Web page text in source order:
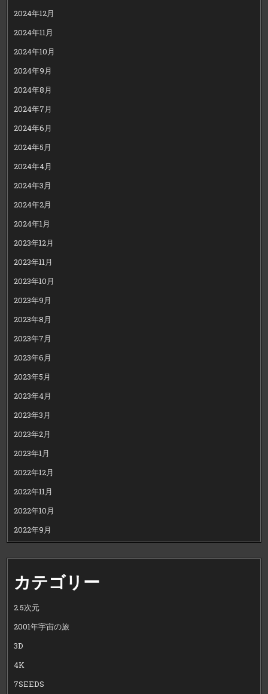
2024年12月
2024年11月
2024年10月
2024年9月
2024年8月
2024年7月
2024年6月
2024年5月
2024年4月
2024年3月
2024年2月
2024年1月
2023年12月
2023年11月
2023年10月
2023年9月
2023年8月
2023年7月
2023年6月
2023年5月
2023年4月
2023年3月
2023年2月
2023年1月
2022年12月
2022年11月
2022年10月
2022年9月
カテゴリー
2.5次元
2001年宇宙の旅
3D
4K
7SEEDS